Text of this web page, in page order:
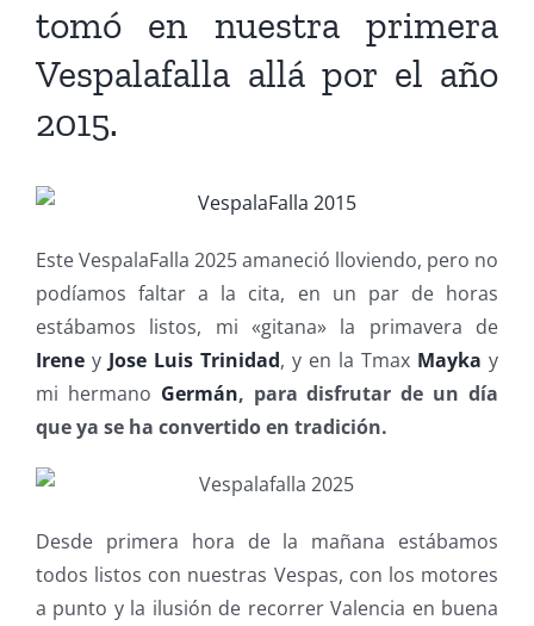
tomó en nuestra primera
Vespalafalla allá por el año
2015.
Este VespalaFalla 2025 amaneció lloviendo, pero no
podíamos faltar a la cita, en un par de horas
estábamos listos, mi «gitana» la primavera de
Irene y Jose Luis Trinidad, y en la Tmax Mayka y
mi hermano Germán, para disfrutar de un día
que ya se ha convertido en tradición.
Desde primera hora de la mañana estábamos
todos listos con nuestras Vespas, con los motores
a punto y la ilusión de recorrer Valencia en buena